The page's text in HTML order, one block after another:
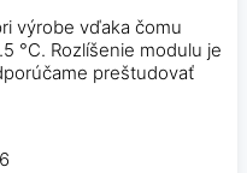
výrobe vďaka čomu
°C. Rozlíšenie modulu je
preštudovať